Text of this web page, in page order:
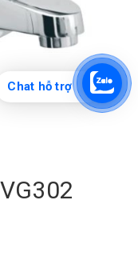
Chat hỗ trợ